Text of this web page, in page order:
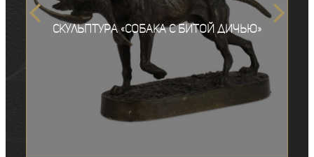
Скульптура «Собака с битой дичью»